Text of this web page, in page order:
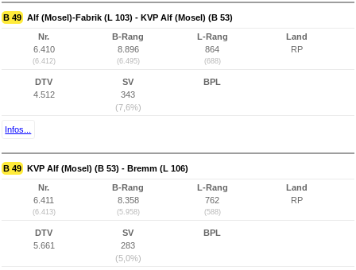
B 49 Alf (Mosel)-Fabrik (L 103) - KVP Alf (Mosel) (B 53)
Nr.
6.410
(6.412)
B-Rang
8.896
(6.495)
L-Rang
864
(688)
Land
RP
DTV
4.512
SV
343
(7,6%)
BPL
Infos...
B 49 KVP Alf (Mosel) (B 53) - Bremm (L 106)
Nr.
6.411
(6.413)
B-Rang
8.358
(5.958)
L-Rang
762
(588)
Land
RP
DTV
5.661
SV
283
(5,0%)
BPL